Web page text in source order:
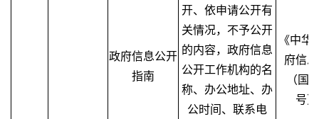
政府信息公开
指南
开、依申请公开有
关情况，不予公开
的内容，政府信息
公开工作机构的名
称、办公地址、办
公时间、联系电
《中
府信
（国
号